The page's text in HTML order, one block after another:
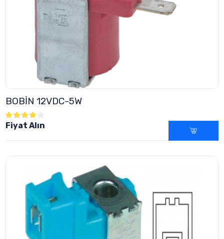
BOBİN 12VDC-5W
Fiyat Alın